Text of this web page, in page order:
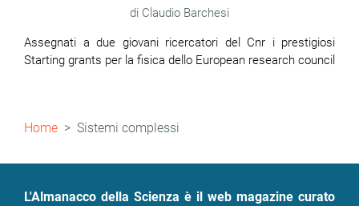
Claudio Barchesi
Assegnati a due giovani ricercatori del Cnr i prestigiosi
Starting grants per la fisica dello European research council
Briciole
Home Sistemi complessi
L'Almanacco della Scienza è il web magazine curato